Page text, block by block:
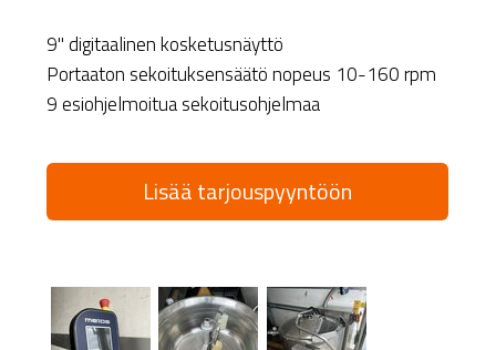
9" digitaalinen kosketusnäyttö
Portaaton sekoituksensäätö nopeus 10-160 rpm
9 esiohjelmoitua sekoitusohjelmaa
Lisää tarjouspyyntöön